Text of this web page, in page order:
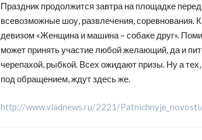
Праздник продолжится завтра на площадке
всевозможные шоу, развлечения, соревнования.
девизом «Женщина и машина – собаке друг».
может принять участие любой желающий, да и
черепахой, рыбкой. Всех ожидают призы. Ну а
под обращением, ждут здесь же.
http://www.vladnews.ru/2221/Patnichnyje_novosti/